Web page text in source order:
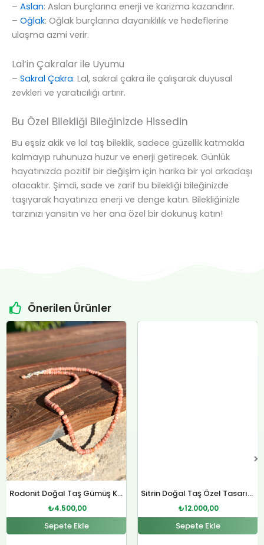
– Aslan: Aslan burçlarına enerji ve karizma kazandırır.
– Oğlak: Oğlak burçlarına dayanıklılık ve hedeflerine
ulaşma azmi verir.
Lal’in Çakralar ile Uyumu
– Sakral Çakra: Lal, sakral çakra ile çalışarak duyusal
zevkleri ve yaratıcılığı artırır.
Bu Özel Bilekliği Bileğinizde Hissedin
Bu eşsiz akik ve lal taş bileklik, sadece güzellik katmakla
kalmayıp ruhunuza huzur ve enerji getirecek. Günlük
hayatınızda pozitif bir değişim için harika bir yol arkadaşı
olacaktır. Şimdi, sade ve zarif bu bilekliği bileğinizde
taşıyarak hayatınıza enerji ve denge katın. Bilekliğinizle
tarzınızı yansıtın ve her ana özel bir dokunuş katın!
Önerilen Ürünler
Rodonit Doğal Taş Gümüş Kolye
Orijinal
fiyat:
₺4.800,00.
₺4.500,00
Şu
andaki
fiyat:
₺4.500,00.
Sepete Ekle
Sitrin Doğal Taş Özel Tasarım Gümüş Kolye
₺12.000,00
Sepete Ekle